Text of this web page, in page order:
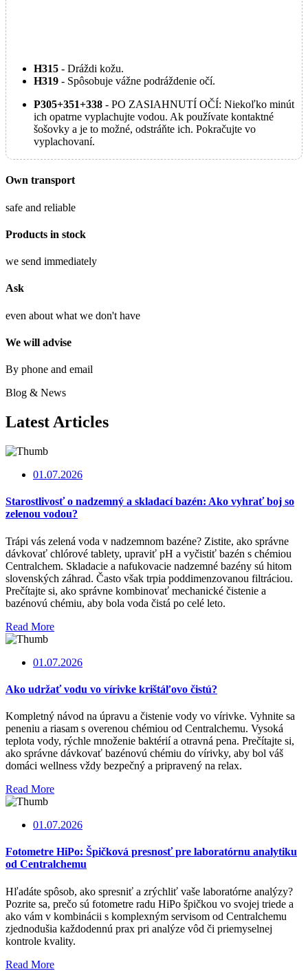
H315 - Dráždi kožu.
H319 - Spôsobuje vážne podráždenie očí.
P305+351+338 - PO ZASIAHNUTÍ OČÍ: Niekoľko minút
ich opatrne vyplachujte vodou. Ak používate kontaktné
šošovky a je to možné, odstráňte ich. Pokračujte vo
vyplachovaní.
Own transport
safe and reliable
Products in stock
we send immediately
Ask
even about what we don't have
We will advise
By phone and email
Blog & News
Latest Articles
01.07.2026
Starostlivosť o nadzemný a skladací bazén: Ako vyhrať boj so
zelenou vodou?
Trápi vás zelená voda v nadzemnom bazéne? Zistite, ako správne
dávkovať chlórové tablety, upraviť pH a vyčistiť bazén s chémiou
Centralchem. Skladacie a nafukovacie nadzemné bazény sú hitom
slovenských záhrad. Často však trpia poddimenzovanou filtráciou.
Prečítajte si, ako správne kombinovať mechanické čistenie a
bazénovú chémiu, aby bola voda čistá po celé leto.
Read More
01.07.2026
Ako udržať vodu vo vírivke krištáľovo čistú?
Kompletný návod na úpravu a čistenie vody vo vírivke. Vyhnite sa
peneniu a riasam s overenou chémiou od Centralchemu. Vysoká
teplota vody, rýchle množenie baktérií a otravná pena. Prečítajte si,
ako správne dávkovať bazénovú chémiu do vírivky, aby bol váš
domáci wellness vždy bezpečný a pripravený na relax.
Read More
01.07.2026
Fotometre HiPo: Špičková presnosť pre laboratórnu analytiku
od Centralchemu
Hľadáte spôsob, ako spresniť a zrýchliť vaše laboratórne analýzy?
Pozrite sa, prečo sú fotometre radu HiPo špičkou vo svojej triede a
ako vám v kombinácii s komplexným servisom od Centralchemu
zjednodušia každodennú prax pri analýze vôd či priemyselnej
kontrole kvality.
Read More